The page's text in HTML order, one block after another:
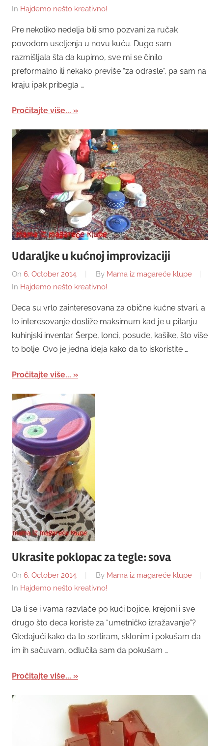
In Hajdemo nešto kreativno!
Pre nekoliko nedelja bili smo pozvani za ručak
povodom useljenja u novu kuću. Dugo sam
razmišljala šta da kupimo, sve mi se činilo
preformalno ili nekako previše “za odrasle”, pa sam na
kraju ipak pribegla …
Pročitajte više...
Udaraljke u kućnoj improvizaciji
On 6. October 2014. By Mama iz magareće klupe
In Hajdemo nešto kreativno!
Deca su vrlo zainteresovana za obične kućne stvari, a
to interesovanje dostiže maksimum kad je u pitanju
kuhinjski inventar. Šerpe, lonci, posude, kašike, što više
to bolje. Ovo je jedna ideja kako da to iskoristite …
Pročitajte više...
Ukrasite poklopac za tegle: sova
On 6. October 2014. By Mama iz magareće klupe
In Hajdemo nešto kreativno!
Da li se i vama razvlače po kući bojice, krejoni i sve
drugo što deca koriste za “umetničko izražavanje”?
Gledajući kako da to sortiram, sklonim i pokušam da
im ih sačuvam, odlučila sam da pokušam …
Pročitajte više...